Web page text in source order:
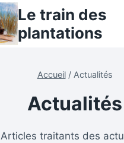
Le train des
plantations
Accueil / Actualités
Actualités
Articles traitants des